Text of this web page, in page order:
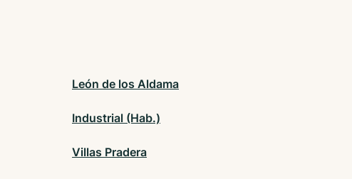
León de los Aldama
Industrial (Hab.)
Villas Pradera